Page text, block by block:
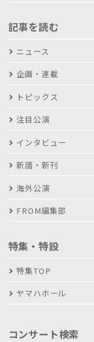
記事を読む
ニュース
企画・連載
トピックス
注目公演
インタビュー
新譜・新刊
海外公演
FROM編集部
特集・特設
特集TOP
ヤマハホール
コンサート検索